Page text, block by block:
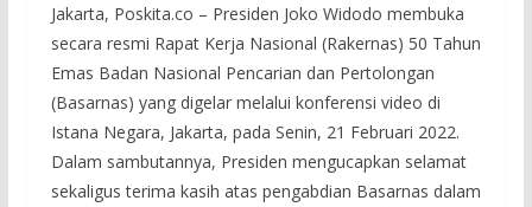
Jakarta, Poskita.co – Presiden Joko Widodo membuka
secara resmi Rapat Kerja Nasional (Rakernas) 50 Tahun
Emas Badan Nasional Pencarian dan Pertolongan
(Basarnas) yang digelar melalui konferensi video di
Istana Negara, Jakarta, pada Senin, 21 Februari 2022.
Dalam sambutannya, Presiden mengucapkan selamat
sekaligus terima kasih atas pengabdian Basarnas dalam